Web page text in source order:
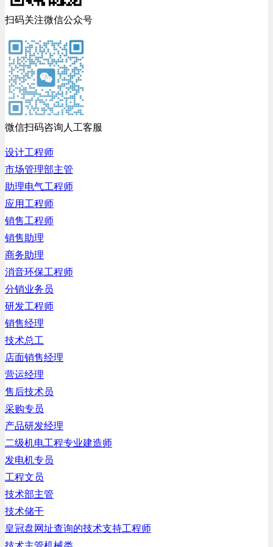
扫码关注微信公众号
微信扫码咨询人工客服
设计工程师
市场管理部主管
助理电气工程师
应用工程师
销售工程师
销售助理
商务助理
消音环保工程师
分销业务员
研发工程师
销售经理
技术总工
店面销售经理
营运经理
售后技术员
采购专员
产品研发经理
二级机电工程专业建造师
发电机专员
工程文员
技术部主管
技术储干
皇冠盘网址查询的技术支持工程师